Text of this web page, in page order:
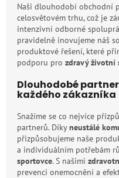
Naši dlouhodobí obchodní
celosvětovém trhu, což je
intenzivní odborné
pravidelně inovujeme náš
produktové řešení, které
podporu pro zdravý životní
Dlouhodobé
každého zákazníka
Snažíme se co nejvíce
partnerů. Díkyneustálé
přizpůsobujeme naše
a individuálním potřebám
sportovce. S našimi
prevenci onemocnění a